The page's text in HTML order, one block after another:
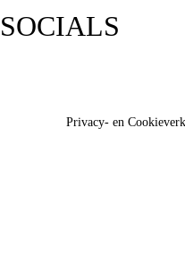
SOCIALS
Privacy- en